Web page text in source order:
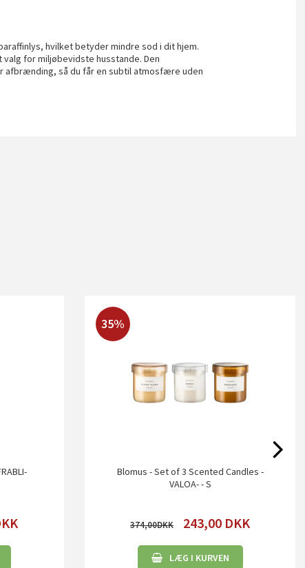
hvilket betyder mindre sod i dit hjem.
for miljøbevidste husstande. Den
afbrænding, så du får en subtil atmosfære uden
35%
Blomus - Set of 3 Scented Candles -
VALOA- - S
374,00 243,00 DKK
LÆG I KURVEN